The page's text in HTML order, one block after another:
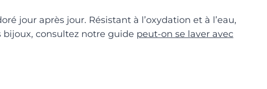
jour après jour. Résistant à l’oxydation et à l’eau,
consultez notre guide peut-on se laver avec